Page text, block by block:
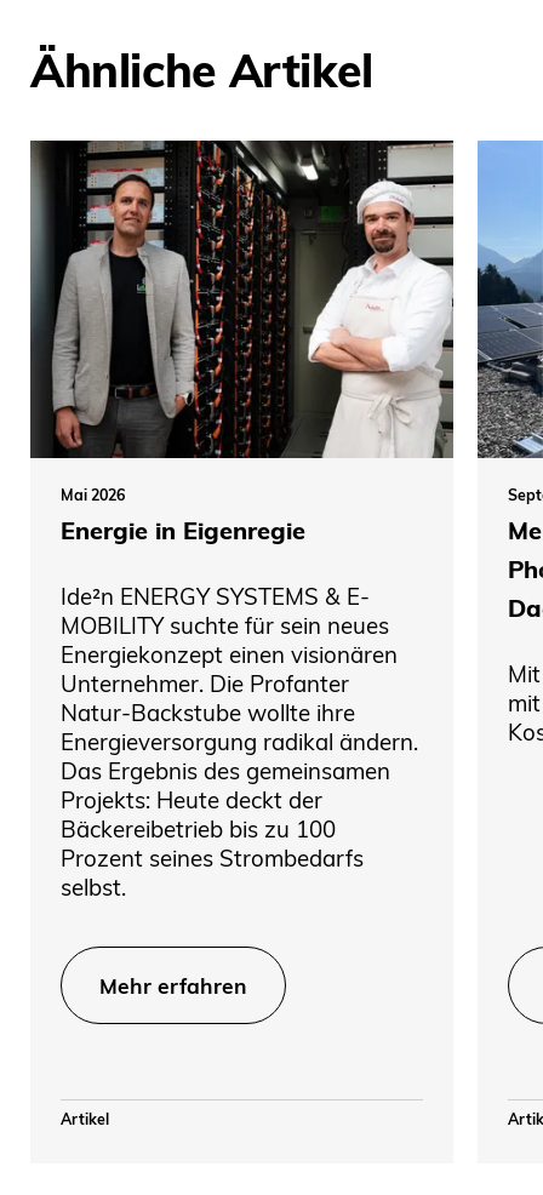
Ähnliche Artikel
Mai 2026
Energie in Eigenregie
Ide²n ENERGY SYSTEMS & E-
MOBILITY suchte für sein neues
Energiekonzept einen visionären
Unternehmer. Die Profanter
Natur-Backstube wollte ihre
Energieversorgung radikal ändern.
Das Ergebnis des gemeinsamen
Projekts: Heute deckt der
Bäckereibetrieb bis zu 100
Prozent seines Strombedarfs
selbst.
Mehr erfahren
Artikel